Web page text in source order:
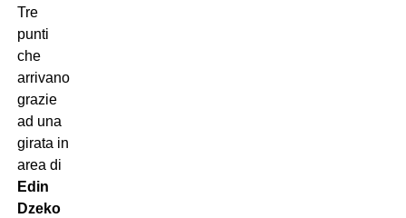
Tre
punti
che
arrivano
grazie
ad una
girata in
area di
Edin
Dzeko